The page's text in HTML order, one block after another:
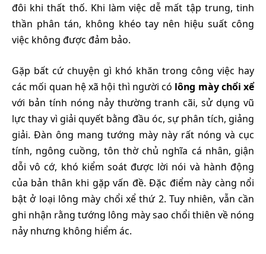
đôi khi thất thố. Khi làm việc dễ mất tập trung, tinh
thần phân tán, không khéo tay nên hiệu suất công
việc không được đảm bảo.
Gặp bất cứ chuyện gì khó khăn trong công việc hay
các mối quan hệ xã hội thì người có lông mày chổi xể
với bản tính nóng nảy thường tranh cãi, sử dụng vũ
lực thay vì giải quyết bằng đầu óc, sự phân tích, giảng
giải. Đàn ông mang tướng mày này rất nóng và cục
tính, ngông cuồng, tôn thờ chủ nghĩa cá nhân, giận
dỗi vô cớ, khó kiểm soát được lời nói và hành động
của bản thân khi gặp vấn đề. Đặc điểm này càng nổi
bật ở loại lông mày chổi xể thứ 2. Tuy nhiên, vẫn cần
ghi nhận rằng tướng lông mày sao chổi thiên về nóng
nảy nhưng không hiểm ác.